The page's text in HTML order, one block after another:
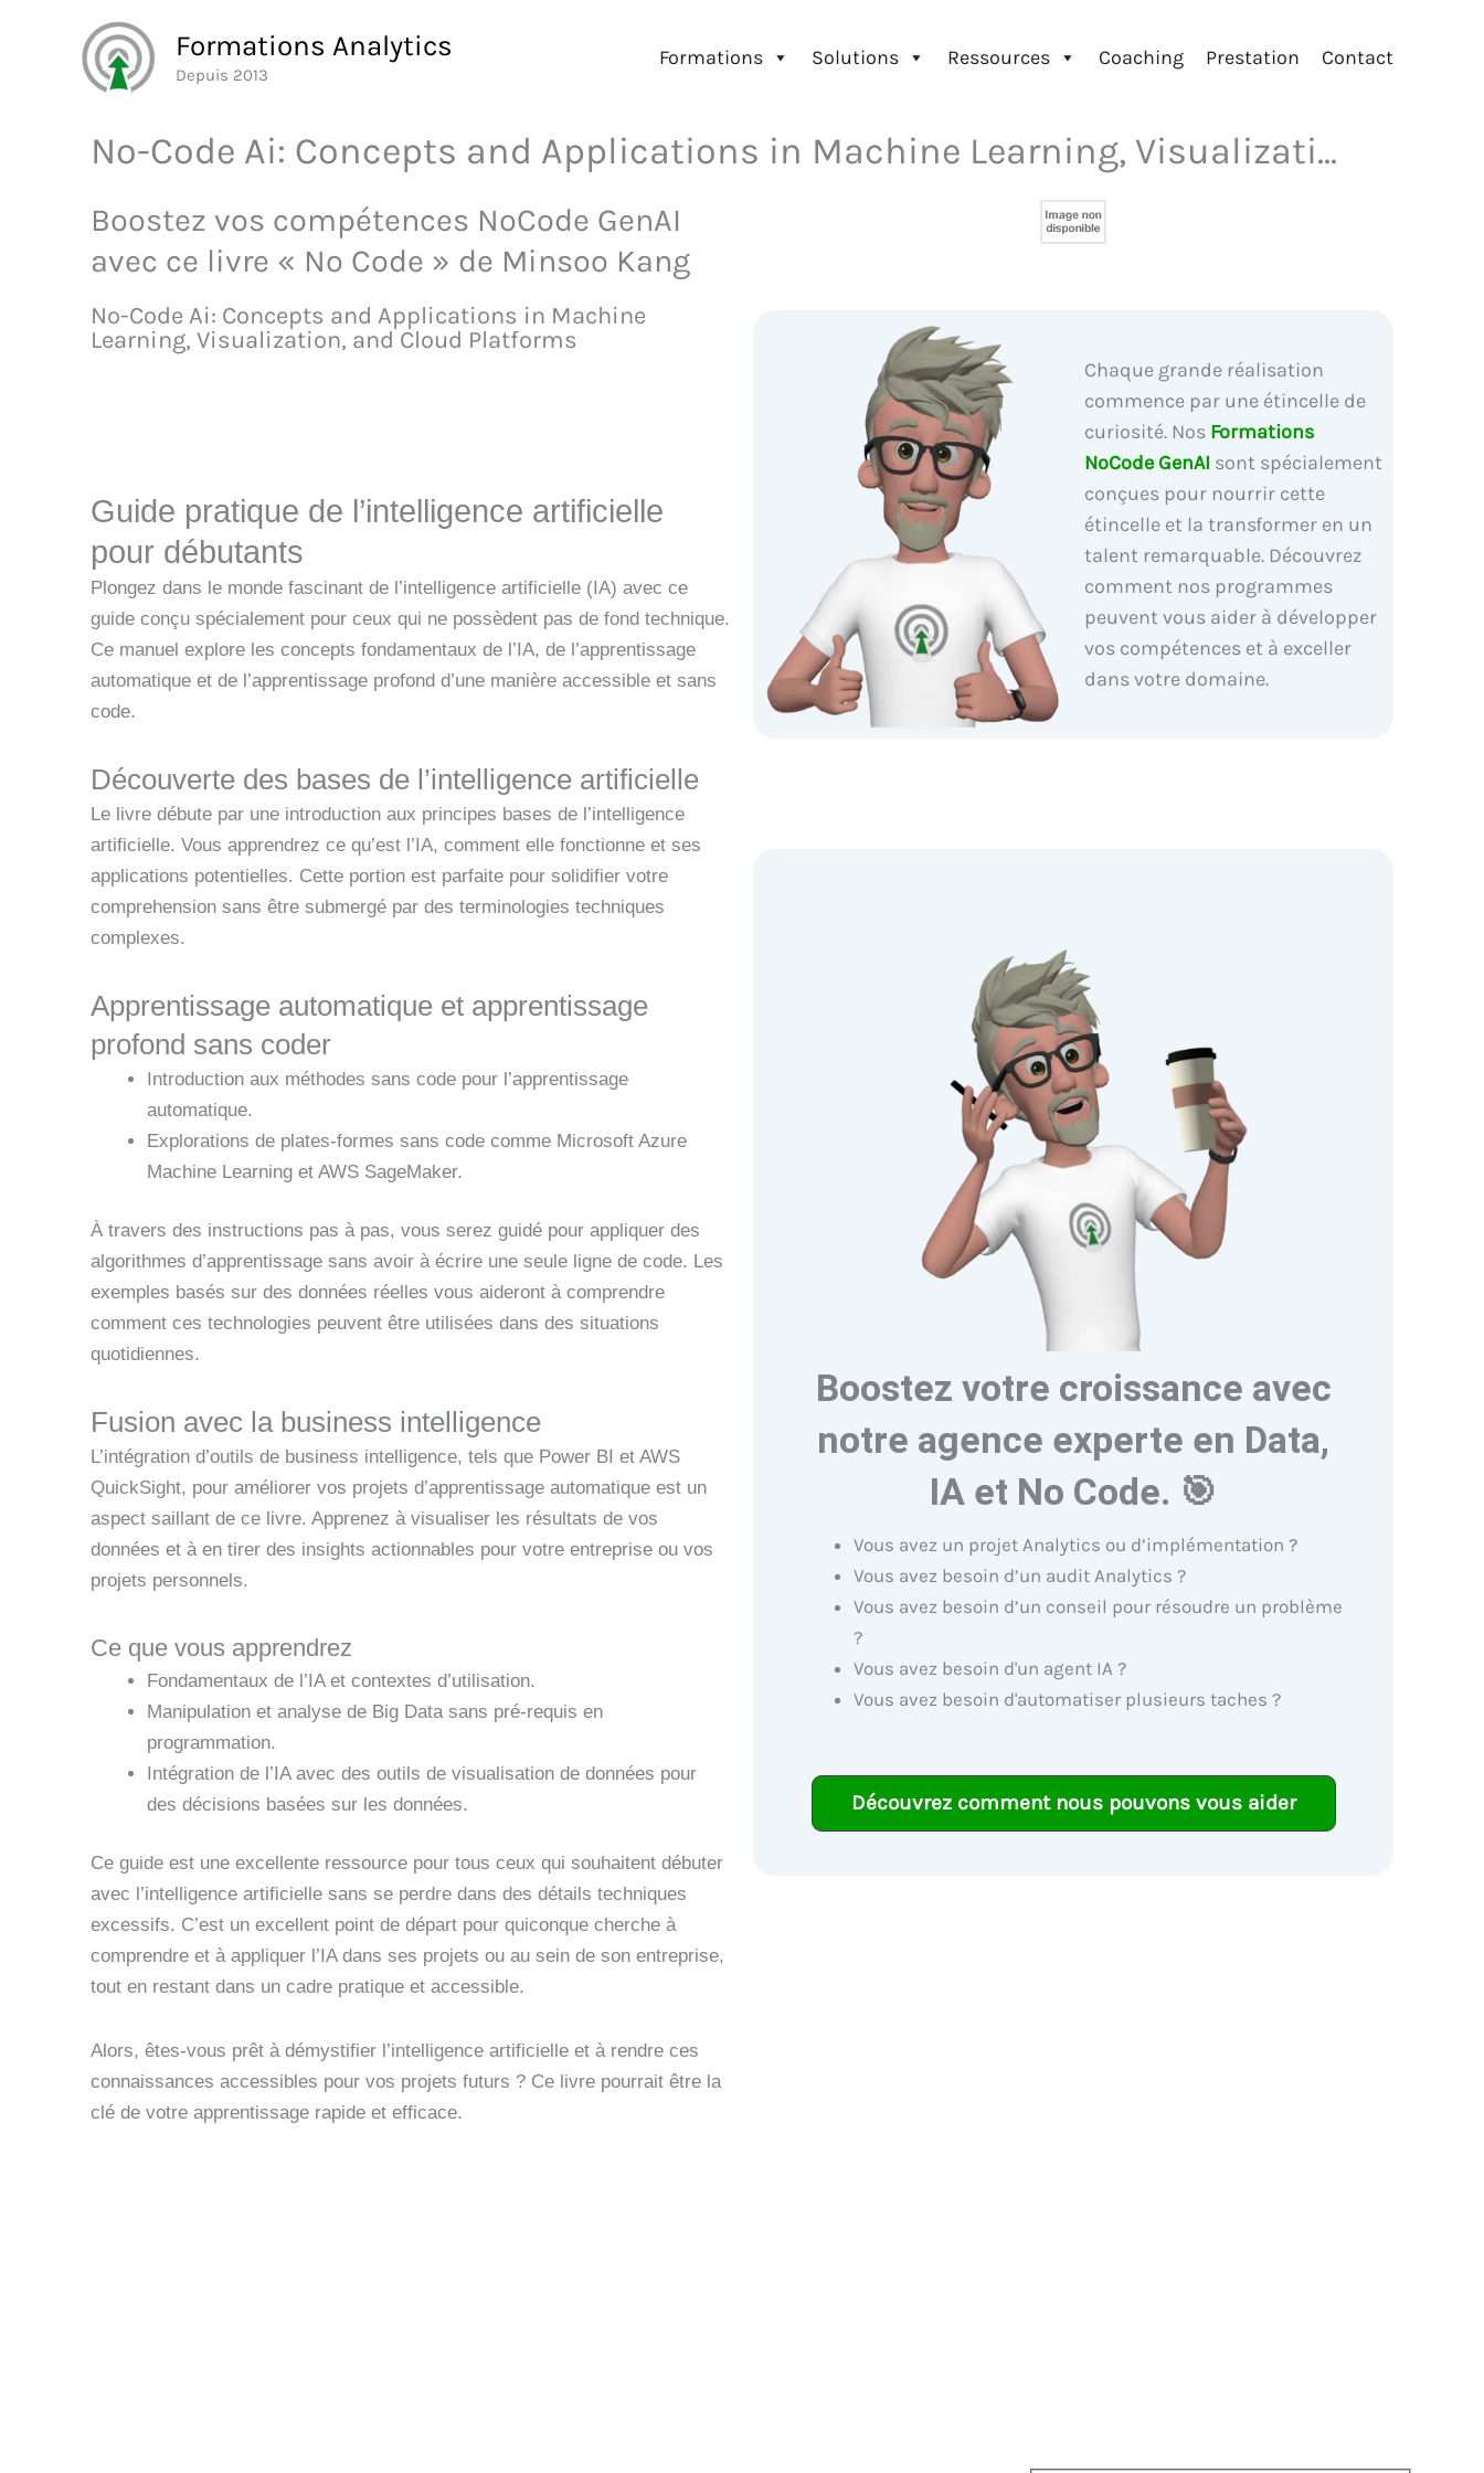
Formations Analytics
Depuis 2013
Formations Solutions Ressources Coaching Prestation Contact
No-Code Ai: Concepts and Applications in Machine Learning, Visualizati...
Boostez vos compétences NoCode GenAI
avec ce livre « No Code » de Minsoo Kang
No-Code Ai: Concepts and Applications in Machine
Learning, Visualization, and Cloud Platforms
Guide pratique de l’intelligence artificielle
pour débutants
Plongez dans le monde fascinant de l’intelligence artificielle (IA) avec ce
guide conçu spécialement pour ceux qui ne possèdent pas de fond technique.
Ce manuel explore les concepts fondamentaux de l’IA, de l’apprentissage
automatique et de l’apprentissage profond d’une manière accessible et sans
code.
Découverte des bases de l’intelligence artificielle
Le livre débute par une introduction aux principes bases de l’intelligence
artificielle. Vous apprendrez ce qu’est l’IA, comment elle fonctionne et ses
applications potentielles. Cette portion est parfaite pour solidifier votre
comprehension sans être submergé par des terminologies techniques
complexes.
Apprentissage automatique et apprentissage
profond sans coder
Introduction aux méthodes sans code pour l’apprentissage
automatique.
Explorations de plates-formes sans code comme Microsoft Azure
Machine Learning et AWS SageMaker.
À travers des instructions pas à pas, vous serez guidé pour appliquer des
algorithmes d’apprentissage sans avoir à écrire une seule ligne de code. Les
exemples basés sur des données réelles vous aideront à comprendre
comment ces technologies peuvent être utilisées dans des situations
quotidiennes.
Fusion avec la business intelligence
L’intégration d’outils de business intelligence, tels que Power BI et AWS
QuickSight, pour améliorer vos projets d’apprentissage automatique est un
aspect saillant de ce livre. Apprenez à visualiser les résultats de vos
données et à en tirer des insights actionnables pour votre entreprise ou vos
projets personnels.
Ce que vous apprendrez
Fondamentaux de l’IA et contextes d’utilisation.
Manipulation et analyse de Big Data sans pré-requis en
programmation.
Intégration de l’IA avec des outils de visualisation de données pour
des décisions basées sur les données.
Ce guide est une excellente ressource pour tous ceux qui souhaitent débuter
avec l’intelligence artificielle sans se perdre dans des détails techniques
excessifs. C’est un excellent point de départ pour quiconque cherche à
comprendre et à appliquer l’IA dans ses projets ou au sein de son entreprise,
tout en restant dans un cadre pratique et accessible.
Alors, êtes-vous prêt à démystifier l’intelligence artificielle et à rendre ces
connaissances accessibles pour vos projets futurs ? Ce livre pourrait être la
clé de votre apprentissage rapide et efficace.
Chaque grande réalisation
commence par une étincelle de
curiosité. Nos Formations
NoCode GenAI sont spécialement
conçues pour nourrir cette
étincelle et la transformer en un
talent remarquable. Découvrez
comment nos programmes
peuvent vous aider à développer
vos compétences et à exceller
dans votre domaine.
Boostez votre croissance avec
notre agence experte en Data,
IA et No Code. 🎯
Vous avez un projet Analytics ou d’implémentation ?
Vous avez besoin d’un audit Analytics ?
Vous avez besoin d’un conseil pour résoudre un problème
?
Vous avez besoin d'un agent IA ?
Vous avez besoin d'automatiser plusieurs taches ?
Découvrez comment nous pouvons vous aider